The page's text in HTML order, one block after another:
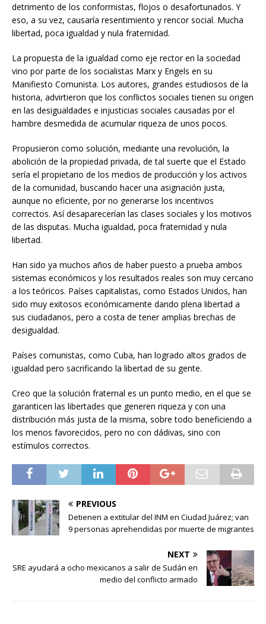
detrimento de los conformistas, flojos o desafortunados. Y
eso, a su vez, causaría resentimiento y rencor social. Mucha
libertad, poca igualdad y nula fraternidad.
La propuesta de la igualdad como eje rector en la sociedad
vino por parte de los socialistas Marx y Engels en su
Manifiesto Comunista. Los autores, grandes estudiosos de la
historia, advirtieron que los conflictos sociales tienen su origen
en las desigualdades e injusticias sociales causadas por el
hambre desmedida de acumular riqueza de unos pocos.
Propusieron como solución, mediante una revolución, la
abolición de la propiedad privada, de tal suerte que el Estado
sería el propietario de los medios de producción y los activos
de la comunidad, buscando hacer una asignación justa,
aunque no eficiente, por no generarse los incentivos
correctos. Así desaparecerían las clases sociales y los motivos
de las disputas. Mucha igualdad, poca fraternidad y nula
libertad.
Han sido ya muchos años de haber puesto a prueba ambos
sistemas económicos y los resultados reales son muy cercano
a los teóricos. Países capitalistas, como Estados Unidos, han
sido muy exitosos económicamente dando plena libertad a
sus ciudadanos, pero a costa de tener amplias brechas de
desigualdad.
Países comunistas, como Cuba, han logrado altos grados de
igualdad pero sacrificando la libertad de su gente.
Creo que la solución fraternal es un punto medio, en el que se
garanticen las libertades que generen riqueza y con una
distribución más justa de la misma, sobre todo beneficiendo a
los menos favorecidos, pero no con dádivas, sino con
estímulos correctos.
PREVIOUS
Detienen a extitular del INM en Ciudad Juárez; van
9 personas aprehendidas por muerte de migrantes
NEXT
SRE ayudará a ocho mexicanos a salir de Sudán en
medio del conflicto armado